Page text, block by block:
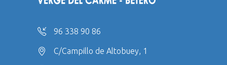
96 338 90 86
C/Campillo de Altobuey, 1